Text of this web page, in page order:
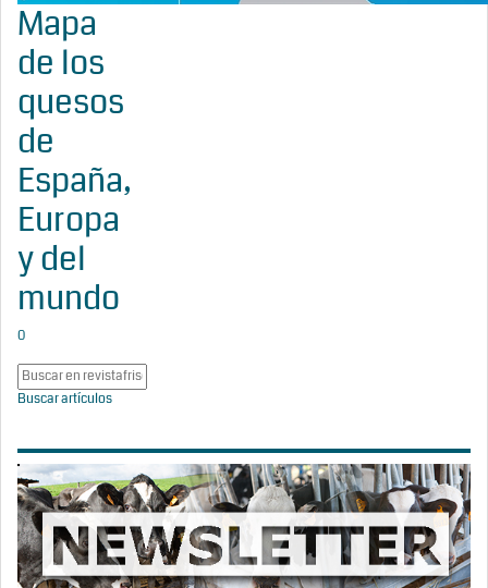
Mapa
de los
quesos
de
España,
Europa
y del
mundo
0
Buscar artículos